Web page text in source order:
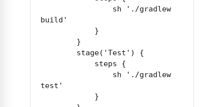
build'
test'